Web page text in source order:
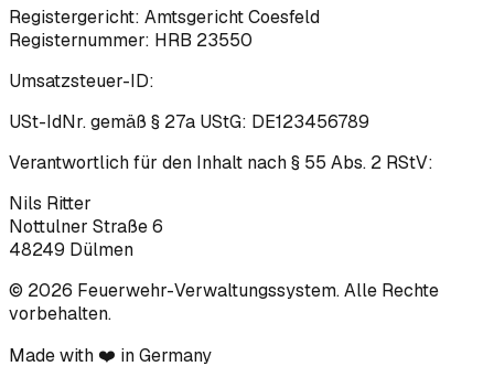
Registergericht: Amtsgericht Coesfeld
Registernummer: HRB 23550
Umsatzsteuer-ID:
USt-IdNr. gemäß § 27a UStG: DE123456789
Verantwortlich für den Inhalt nach § 55 Abs. 2 RStV:
Nils Ritter
Nottulner Straße 6
48249 Dülmen
© 2026 Feuerwehr-Verwaltungssystem. Alle Rechte
vorbehalten.
Made with ❤️ in Germany